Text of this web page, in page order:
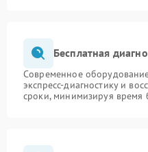
Бесплатная
Современное
экспресс-диагностику и
сроки, минимизируя время